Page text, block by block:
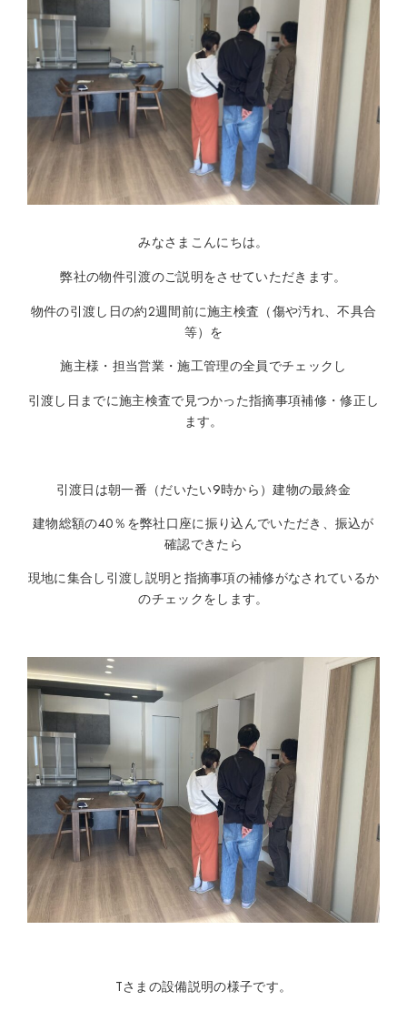
みなさまこんにちは。
弊社の物件引渡のご説明をさせていただきます。
物件の引渡し日の約2週間前に施主検査（傷や汚れ、不具合
等）を
施主様・担当営業・施工管理の全員でチェックし
引渡し日までに施主検査で見つかった指摘事項補修・修正し
ます。
引渡日は朝一番（だいたい9時から）建物の最終金
建物総額の40％を弊社口座に振り込んでいただき、振込が
確認できたら
現地に集合し引渡し説明と指摘事項の補修がなされているか
のチェックをします。
Tさまの設備説明の様子です。